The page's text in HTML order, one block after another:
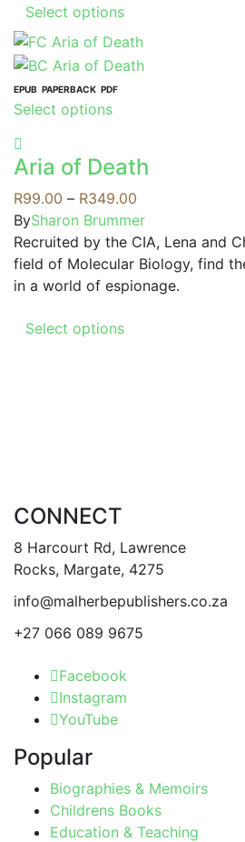
product
page
Select options
has
multiple
may
be
chosen
on
the
product
page
EPUB PAPERBACK PDF
Select optionsThis
multiple
variants.
The
options
may
be
on
Aria of Death
R99.00 – R349.00
range:
R99.00
through
R349.00
BySharon Brummer
Recruited by the CIA, Lena and
field of Molecular Biology, find
in a world of espionage.
Select options
the
page
CONNECT
8 Harcourt Rd, Lawrence
Rocks, Margate, 4275
info@malherbepublishers.co.za
+27 066 089 9675
Facebook
Instagram
YouTube
Popular
Biographies & Memoirs
Childrens Books
Education & Teaching